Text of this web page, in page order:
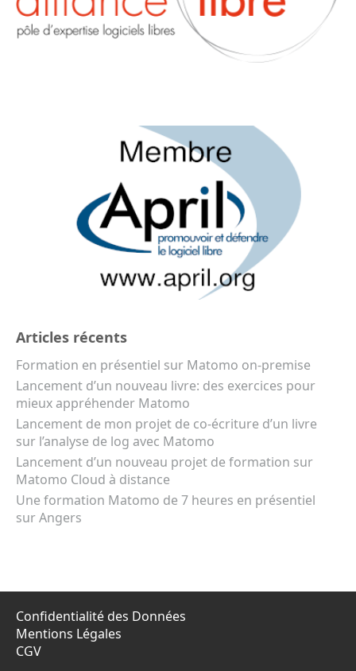
Articles récents
Formation en présentiel sur Matomo on-premise
Lancement d’un nouveau livre: des exercices pour
mieux appréhender Matomo
Lancement de mon projet de co-écriture d’un livre
sur l’analyse de log avec Matomo
Lancement d’un nouveau projet de formation sur
Matomo Cloud à distance
Une formation Matomo de 7 heures en présentiel
sur Angers
Confidentialité des Données
Mentions Légales
CGV